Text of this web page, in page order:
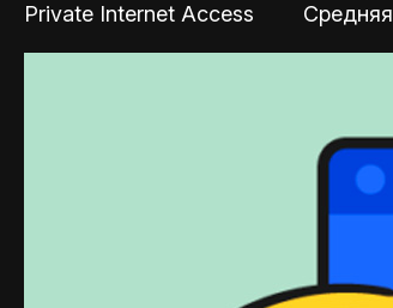
Private Internet Access Средняя